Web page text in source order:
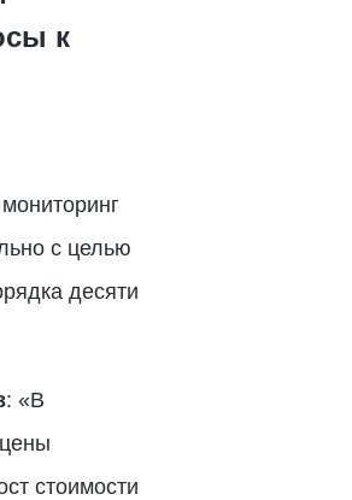
к
с целью
десяти
: «В
стоимости